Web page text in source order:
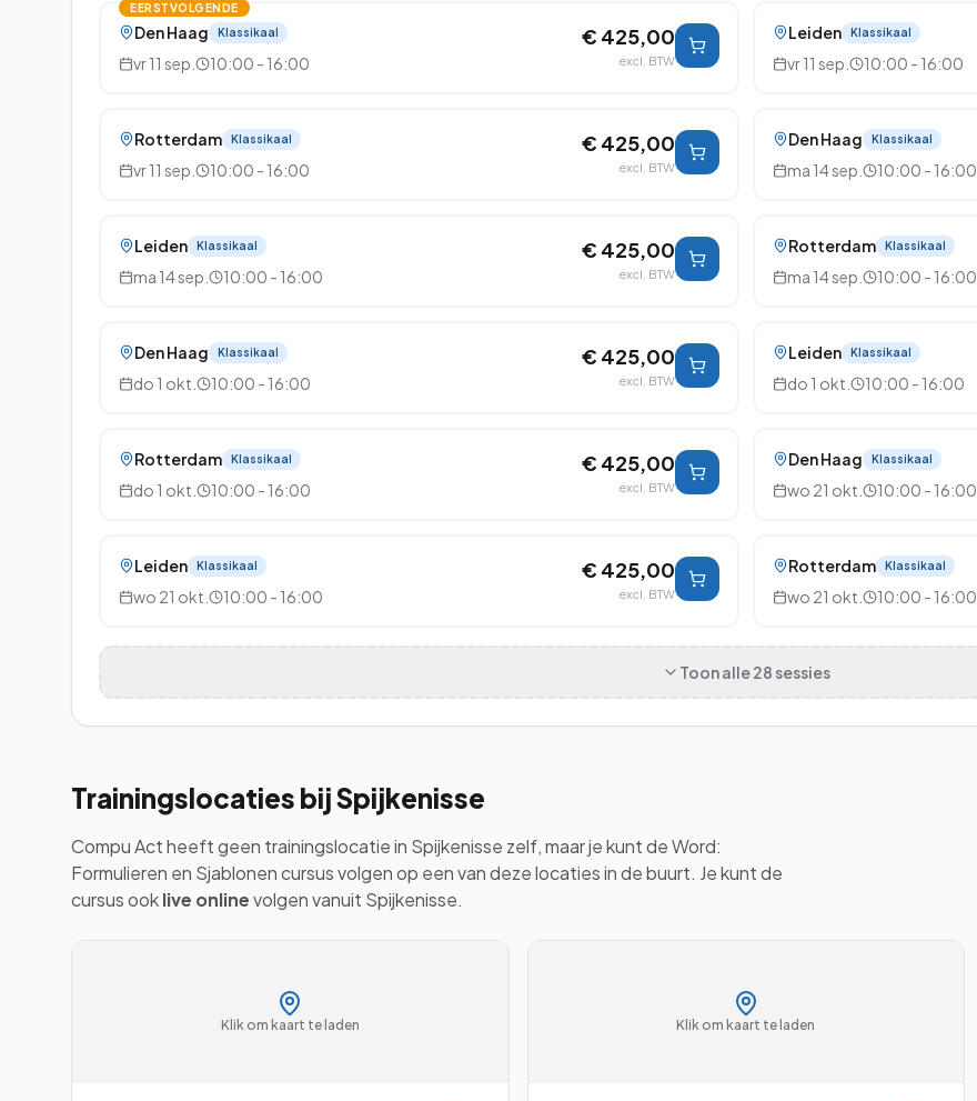
EERSTVOLGENDE
Den Haag Klassikaal
vr 11 sep. 10:00 - 16:00
€ 425,00
excl. BTW
Leiden Klassikaal
vr 11 sep. 10:00 - 16:00
Rotterdam Klassikaal
vr 11 sep. 10:00 - 16:00
€ 425,00
excl. BTW
Den Haag Klassikaal
ma 14 sep. 10:00 - 16:00
Leiden Klassikaal
ma 14 sep. 10:00 - 16:00
€ 425,00
excl. BTW
Rotterdam Klassikaal
ma 14 sep. 10:00 - 16:00
Den Haag Klassikaal
do 1 okt. 10:00 - 16:00
€ 425,00
excl. BTW
Leiden Klassikaal
do 1 okt. 10:00 - 16:00
Rotterdam Klassikaal
do 1 okt. 10:00 - 16:00
€ 425,00
excl. BTW
Den Haag Klassikaal
wo 21 okt. 10:00 - 16:00
Leiden Klassikaal
wo 21 okt. 10:00 - 16:00
€ 425,00
excl. BTW
Rotterdam Klassikaal
wo 21 okt. 10:00 - 16:00
Toon alle28 sessies
Trainingslocaties bijSpijkenisse
Compu Act heeft geen trainingslocatie in Spijkenisse zelf, maar je kunt deWord:
Formulieren en Sjablonencursus volgen op een van deze locaties in de buurt. Je kunt de
cursus ooklive onlinevolgen vanuit Spijkenisse.
Klik om kaart te laden Klik om kaart te laden